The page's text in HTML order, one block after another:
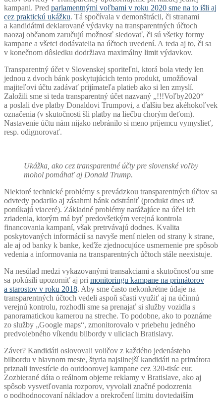
kampani. Pred parlamentnými voľbami v roku 2020 sme na to išli aj
cez praktickú ukážku. Tá spočívala v demonštrácii, či stranami
a kandidátmi deklarované výdavky na transparentných účtoch
naozaj občanom zaručujú možnosť sledovať, či sú všetky formy
kampane a všetci dodávatelia na účtoch uvedení. A teda aj to, či sa
v konečnom dôsledku dodržiava maximálny limit výdavkov.
Transparentný účet v Slovenskej sporiteľni, ktorá bola vtedy len
jednou z dvoch bánk poskytujúcich tento produkt, umožňoval
majiteľovi účtu zadávať prijímateľa platieb ako si len zmyslí.
Založili sme si teda transparentný účet nazvaný „!!!Voľby2020“
a poslali dve platby Donaldovi Trumpovi, a ďalšiu bez akéhokoľvek
označenia (v skutočnosti šli platby na liečbu chorým deťom).
Nastavenie účtu nám nijako nebránilo si meno príjemcu vymyslieť,
resp. odignorovať.
Ukážka, ako cez transparentné účty pre slovenské voľby
mohol pomáhať aj Donald Trump.
Niektoré technické problémy s prevádzkou transparentných účtov sa
odvtedy podarilo aj zásahmi bánk odstrániť (produkt dnes už
ponúkajú viaceré). Základné problémy narážajúce na účel ich
zriadenia, ktorým má byť predovšetkým verejná kontrola
financovania kampaní, však pretrvávajú dodnes. Kvalita
poskytovaných informácií sa navyše mení nielen od strany k strane,
ale aj od banky k banke, keďže zjednocujúce usmernenie pre spôsob
vedenia a informovania na transparentných účtoch stále neexistuje.
Na nesúlad medzi vykazovanými transakciami a skutočnosťou sme
sa pokúsili upozorniť aj pri monitoringu kampane na primátorov
a starostov v roku 2018. Aby sme často nekonkrétne údaje na
transparentných účtoch vedeli aspoň sčasti využiť aj na účinnú
verejnú kontrolu, rozhodli sme sa prenajať si služby vozidla s
panoramatickou kamerou na streche. To podobne, ako to poznáme
zo služby „Google maps“, zmonitorovalo v priebehu jedného
predvolebného víkendu bilbordy v uliciach Bratislavy.
Záver? Kandidáti oslovovali voličov z každého jedenásteho
bilbordu v hlavnom meste, štyria najsilnejší kandidáti na primátora
priznali investície do outdoorovej kampane cez 320-tisíc eur.
Zozbierané dáta o reálnom objeme reklamy v Bratislave, ako aj
spôsob vysvetľovania rozporov, vyvolali značné podozrenia
o podhodnocovaní nákladov a prekročení limitu dovtedajším